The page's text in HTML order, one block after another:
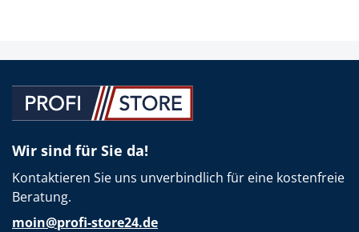
Wir sind für Sie da!
Kontaktieren Sie uns unverbindlich für eine kostenfreie
Beratung.
moin@profi-store24.de